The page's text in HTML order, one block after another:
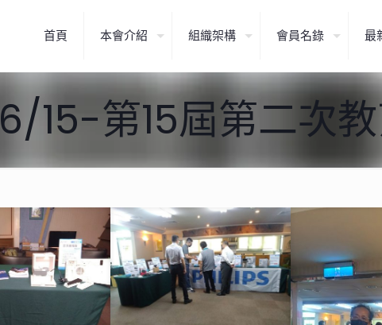
首頁 本會介紹 組織架構 會員名錄 最
15-第15屆第二次